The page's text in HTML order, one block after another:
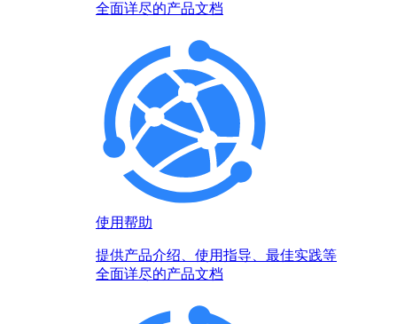
全面详尽的产品文档
使用帮助
提供产品介绍、使用指导、最佳实践等
全面详尽的产品文档